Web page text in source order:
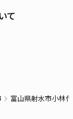
て
富山県射水市小林